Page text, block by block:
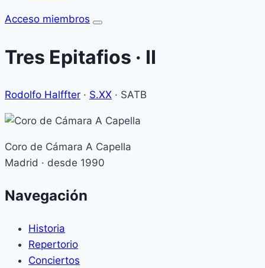
Acceso miembros
Tres Epitafios · II
Rodolfo Halffter · S.XX · SATB
Coro de Cámara A Capella
Madrid · desde 1990
Navegación
Historia
Repertorio
Conciertos